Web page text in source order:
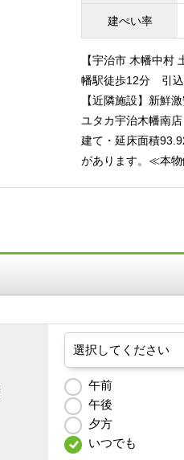
建ぺい率
【宇治市 木幡中
幡駅徒歩12分 引込
【近隣施設】新鮮
ユタカ宇治木幡南
建て・延床面積
があります。≪本物
午前
午後
夕方
いつでも